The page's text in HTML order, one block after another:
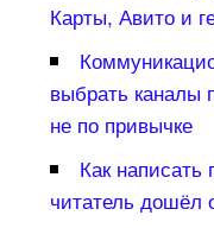
Карты, Авито и
ыбрать каналы
не по привычке
Как
читатель дошёл